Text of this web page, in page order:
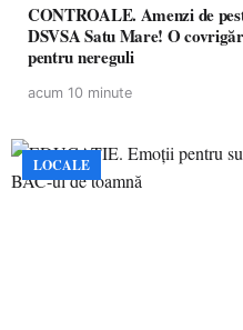
CONTROALE. Amenzi de
DSVSA Satu Mare! O
pentru nereguli
acum 10 minute
LOCALE